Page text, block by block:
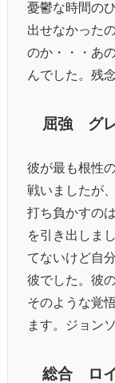
憂鬱な時間の
出せなかった
のか・・・あ
んでした。残
屈強 グ
彼が最も根性
戦いましたが
打ち負かすの
を引き出しま
てないけど自
彼でした。彼
そのような覚
ます。ジョン
総合 ロ